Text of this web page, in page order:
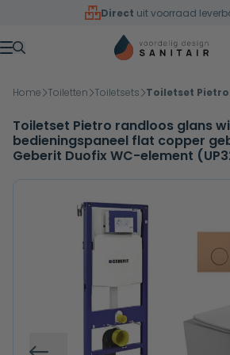
Overslaan naar inhoud
Direct uit voorraad
Menu
Home Toiletten Toiletsets
Toiletset Pietro randloos glans
bedieningspaneel flat copper
Geberit Duofix WC-element